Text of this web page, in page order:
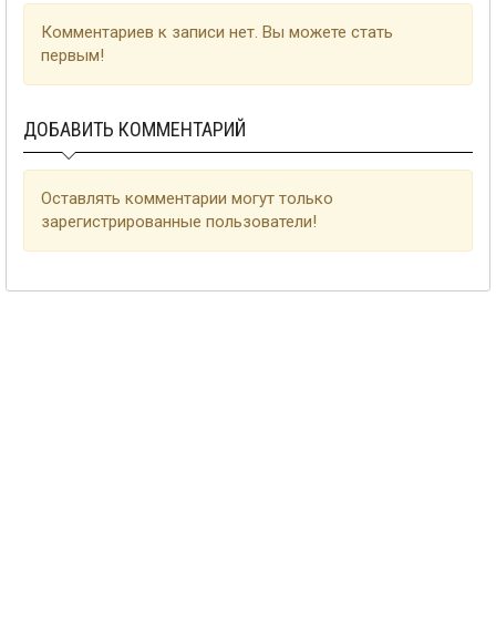
Комментариев к записи нет. Вы можете стать
первым!
ДОБАВИТЬ КОММЕНТАРИЙ
Оставлять комментарии могут только
зарегистрированные пользователи!